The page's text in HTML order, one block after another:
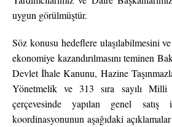
uygun görülmüştür.
Söz konusu hedeflere ulaşılabilmesini ve
ekonomiye kazandırılmasını teminen
Devlet İhale Kanunu, Hazine
Yönetmelik ve 313 sıra sayılı
çerçevesinde yapılan genel
koordinasyonunun aşağıdaki